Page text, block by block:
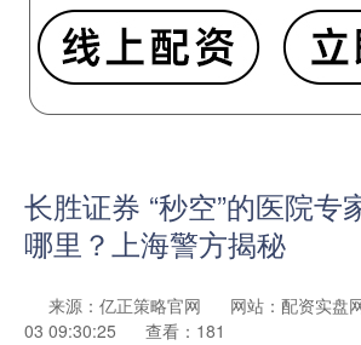
长胜证券 “秒空”的医院专
哪里？上海警方揭秘
来源：亿正策略官网 网站：配资实盘
03 09:30:25
查看：181